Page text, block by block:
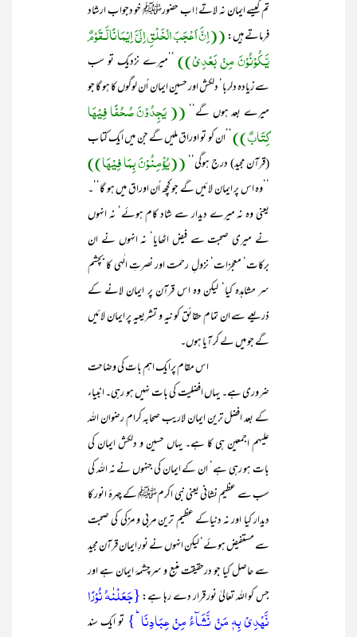
تم کیسے ایمان نہ لاتے! اب حضورﷺ خو دجواب ارشاد
فرماتے ہیں:((اِنَّ اَعْجَبَ الْخَلْقِ اِلَیَّ اِیْمَانًا لَّـقَوْمٌ
یَّـکُوْنُوْنَ مِنْ بَعْدِیْ)) ’’میرے نزدیک تو سب
سے زیادہ دلربا‘ دلکش اور حسین ایمان اُن لوگوں کا ہو گا جو
میرے بعد ہوں گے‘‘ (( یَجِدُوْنَ صُحُفًا فِیْہَا
کِتَابٌ)) ’’ان کو تو اوراق ملیں گے جن میں ایک کتاب
(قرآن مجید) درج ہوگی‘‘ ((یُؤْمِنُوْنَ بِمَا فِیْہَا))
’’وہ اس پر ایمان لائیں گے جو کچھ اُن اوراق میں ہو گا‘‘۔
یعنی وہ نہ میرے دیدار سے شاد کام ہوئے‘ نہ انہوں
نے میری صحبت سے فیض اٹھایا‘ نہ انہوں نے ان
برکات‘ معجزات‘ نزولِ رحمت اور نصرتِ الٰہی کا بچشم
سر مشاہدہ کیا‘ لیکن وہ اس قرآن پر ایمان لانے کے
ذریعے سے ان تمام حقائق کو نیہ و تشریعیہ پر ایمان لائیں
گے جو میں لے کر آیا ہوں۔
اس مقام پرایک اہم بات کی وضاحت
ضروری ہے۔ یہاں افضلیت کی بات نہیں ہو رہی۔ انبیاء
کے بعد افضل ترین ایمان لاریب صحابہ کرام رضوان اللہ
علیہم اجمعین ہی کا ہے۔ یہاں حسین و دلکش ایمان کی
بات ہو رہی ہے‘ ان کے ایمان کی جنہوں نے نہ اللہ کی
سب سے عظیم نشانی یعنی نبی اکرمﷺ کے چہرۂ انور کا
دیدار کیا اور نہ دنیاکے عظیم ترین مربی و مزکی کی صحبت
سے مستفیض ہوئے‘ لیکن انہوں نے نورِ ایمان قرآن مجید
سے حاصل کیا جو درحقیقت منبع و سرچشمۂ ایمان ہے اور
جس کو اللہ تعالیٰ نور قرار دے رہا ہے:{جَعَلۡنٰہُ نُوۡرًا
نَّہۡدِیۡ بِہٖ مَنۡ نَّشَآءُ مِنۡ عِبَادِنَا ؕ} تو ایک سند